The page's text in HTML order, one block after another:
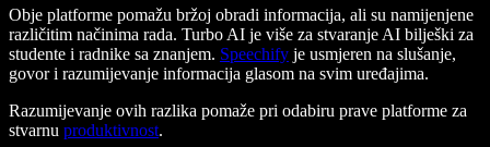
Obje platforme pomažu bržoj obradi informacija, ali su namijenjene
različitim načinima rada. Turbo AI je više za stvaranje AI bilješki za
studente i radnike sa znanjem. Speechify je usmjeren na slušanje,
govor i razumijevanje informacija glasom na svim uređajima.
Razumijevanje ovih razlika pomaže pri odabiru prave platforme za
stvarnu produktivnost.